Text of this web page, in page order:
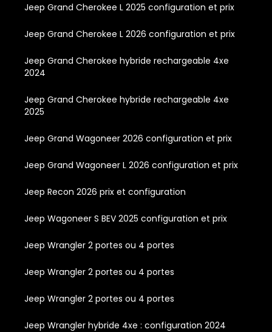
Jeep Grand Cherokee L 2025 configuration et prix
Jeep Grand Cherokee L 2026 configuration et prix
Jeep Grand Cherokee hybride rechargeable 4xe
2024
Jeep Grand Cherokee hybride rechargeable 4xe
2025
Jeep Grand Wagoneer 2026 configuration et prix
Jeep Grand Wagoneer L 2026 configuration et prix
Jeep Recon 2026 prix et configuration
Jeep Wagoneer S BEV 2025 configuration et prix
Jeep Wrangler 2 portes ou 4 portes
Jeep Wrangler 2 portes ou 4 portes
Jeep Wrangler 2 portes ou 4 portes
Jeep Wrangler hybride 4xe : configuration 2024